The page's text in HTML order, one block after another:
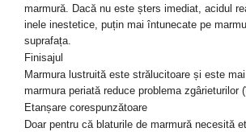
marmură. Dacă nu este șters imediat, acidul
inele inestetice, puțin mai întunecate pe
suprafața.
Finisajul
Marmura lustruită este strălucitoare și este
marmura periată reduce problema
Etanșare corespunzătoare
Doar pentru că blaturile de marmură necesită